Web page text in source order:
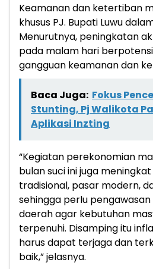
Keamanan dan ketertiban
khusus PJ. Bupati Luwu
Menurutnya, peningkatan
pada malam hari
gangguan keamanan dan
Baca Juga: Fokus
Stunting, Pj Walikota
Aplikasi Inzting
“Kegiatan perekonomian
bulan suci ini juga
tradisional, pasar modern,
sehingga perlu
daerah agar kebutuhan
terpenuhi. Disamping itu
harus dapat terjaga dan
baik,” jelasnya.